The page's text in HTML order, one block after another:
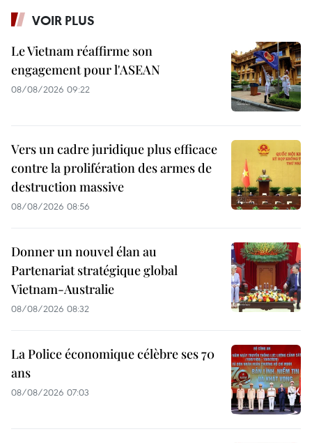
VOIR PLUS
Le Vietnam réaffirme son
engagement pour l'ASEAN
08/08/2026 09:22
Vers un cadre juridique plus efficace
contre la prolifération des armes de
destruction massive
08/08/2026 08:56
Donner un nouvel élan au
Partenariat stratégique global
Vietnam-Australie
08/08/2026 08:32
La Police économique célèbre ses 70
ans
08/08/2026 07:03